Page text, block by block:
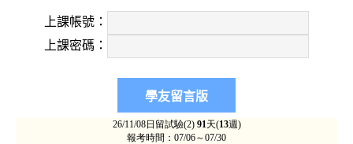
上課帳號：
上課密碼：